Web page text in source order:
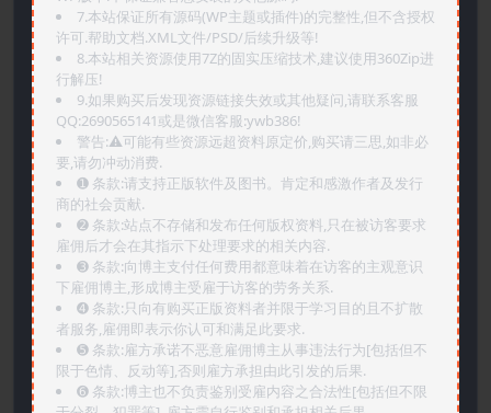
7.本站保证所有源码(WP主题或插件)的完整性,但不含授权
许可.帮助文档.XML文件/PSD/后续升级等!
8.本站相关资源使用7Z的固实压缩技术,建议使用360Zip进
行解压!
9.如果购买后发现资源链接失效或其他疑问,请联系客服
QQ:2690565141或是微信客服:ywb386!
警告:⚠️可能有些资源远超资料原定价,购买请三思,如非必
要,请勿冲动消费.
➊️ 条款:请支持正版软件及图书。肯定和感激作者及发行
商的社会贡献.
➋️ 条款:站点不存储和发布任何版权资料,只在被访客要求
雇佣后才会在其指示下处理要求的相关内容.
➌️ 条款:向博主支付任何费用都意味着在访客的主观意识
下雇佣博主,形成博主受雇于访客的劳务关系.
➍️ 条款:只向有购买正版资料者并限于学习目的且不扩散
者服务,雇佣即表示你认可和满足此要求.
➎ 条款:雇方承诺不恶意雇佣博主从事违法行为[包括但不
限于色情、反动等],否则雇方承担由此引发的后果.
➏️ 条款:博主也不负责鉴别受雇内容之合法性[包括但不限